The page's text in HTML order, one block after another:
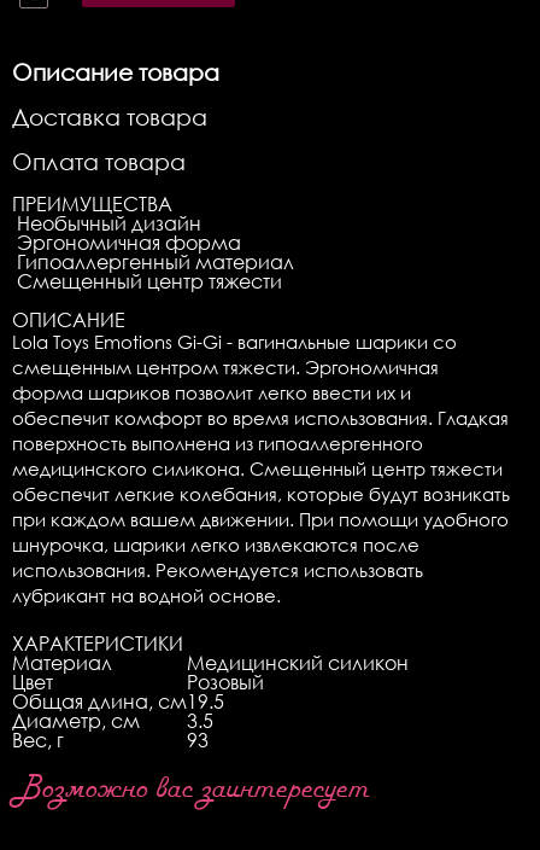
Описание товара
Доставка товара
Оплата товара
ПРЕИМУЩЕСТВА
Необычный дизайн
Эргономичная форма
Гипоаллергенный материал
Смещенный центр тяжести
ОПИСАНИЕ
Lola Toys Emotions Gi-Gi - вагинальные шарики со
смещенным центром тяжести. Эргономичная
форма шариков позволит легко ввести их и
обеспечит комфорт во время использования. Гладкая
поверхность выполнена из гипоаллергенного
медицинского силикона. Смещенный центр тяжести
обеспечит легкие колебания, которые будут возникать
при каждом вашем движении. При помощи удобного
шнурочка, шарики легко извлекаются после
использования. Рекомендуется использовать
лубрикант на водной основе.
ХАРАКТЕРИСТИКИ
Материал
Медицинский силикон
Цвет
Розовый
Общая длина, см19.5
Диаметр, см
3.5
Вес, г
93
Возможно вас заинтересует